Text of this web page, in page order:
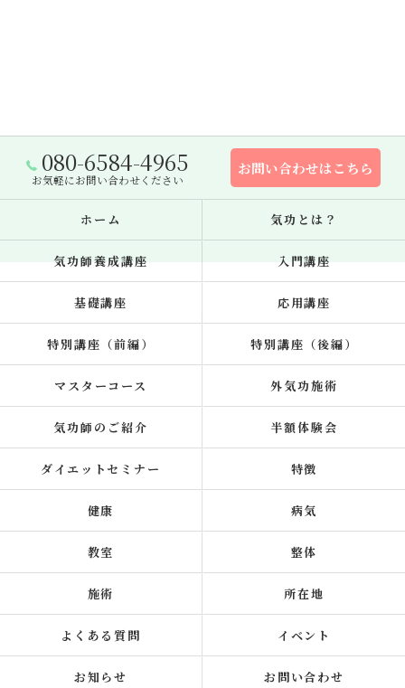
080-6584-4965
お気軽にお問い合わせください
お問い合わせはこちら
ホーム 気功とは？
気功師養成講座 入門講座
基礎講座 応用講座
特別講座（前編） 特別講座（後編）
マスターコース 外気功施術
気功師のご紹介 半額体験会
ダイエットセミナー 特徴
健康 病気
教室 整体
施術 所在地
よくある質問 イベント
お知らせ お問い合わせ